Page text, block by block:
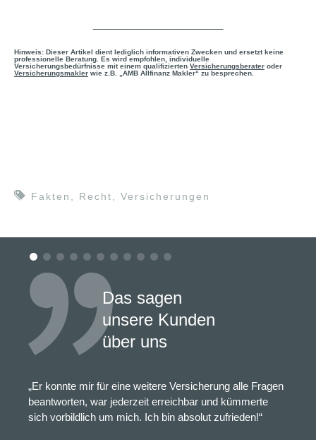
Hinweis: Dieser Artikel dient lediglich informativen Zwecken und ersetzt keine
professionelle Beratung. Es wird empfohlen, individuelle
Versicherungsbedürfnisse mit einem qualifizierten Versicherungsberater oder
Versicherungsmakler wie z.B. „AMB Allfinanz Makler“ zu besprechen.
Fakten Recht Versicherungen
Das sagen
unsere Kunden
über uns
„Er konnte mir für eine weitere Versicherung alle Fragen
beantworten, war jederzeit erreichbar und kümmerte
sich vorbildlich um mich. Ich bin absolut zufrieden!“